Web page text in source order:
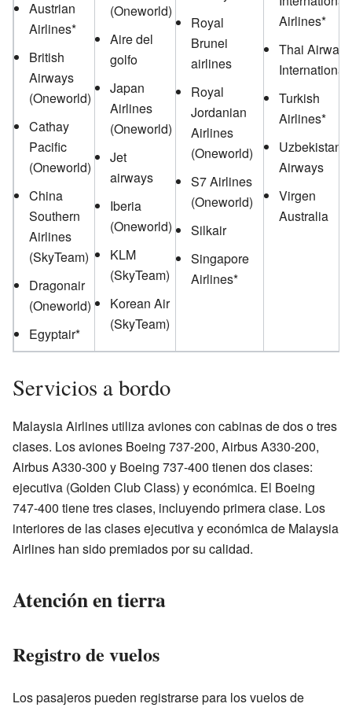
Austrian
Airlines*
British
Airways
(Oneworld)
Cathay
Pacific
(Oneworld)
China
Southern
Airlines
(SkyTeam)
Dragonair
(Oneworld)
Egyptair*
(Oneworld)
Aire del
golfo
Japan
Airlines
(Oneworld)
Jet
airways
Iberia
(Oneworld)
KLM
(SkyTeam)
Korean Air
(SkyTeam)
Royal
Brunei
airlines
Royal
Jordanian
Airlines
(Oneworld)
S7 Airlines
(Oneworld)
Silkair
Singapore
Airlines*
Airlines*
Thai Airways
Turkish
Airlines*
Uzbekistan
Airways
Virgen
Australia
Servicios a bordo
Malaysia Airlines utiliza aviones con cabinas de dos o tres
clases. Los aviones Boeing 737-200, Airbus A330-200,
Airbus A330-300 y Boeing 737-400 tienen dos clases:
ejecutiva (Golden Club Class) y económica. El Boeing
747-400 tiene tres clases, incluyendo primera clase. Los
interiores de las clases ejecutiva y económica de Malaysia
Airlines han sido premiados por su calidad.
Atención en tierra
Registro de vuelos
Los pasajeros pueden registrarse para los vuelos de